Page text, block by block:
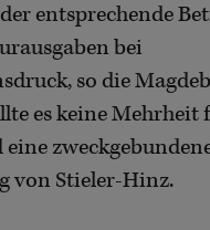
entsprechende
bei
so die
es keine Mehrheit
von Stieler-Hinz.